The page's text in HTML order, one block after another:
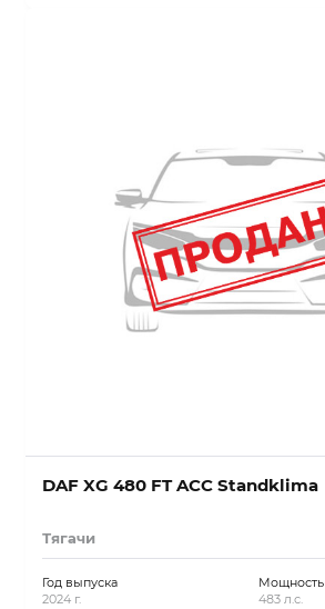
DAF XG 480 FT ACC Standklima
Тягачи
Год выпуска
2024 г.
Мощность
483 л.с.